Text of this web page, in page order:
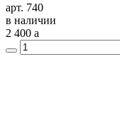
арт. 740
в наличии
2 400 a